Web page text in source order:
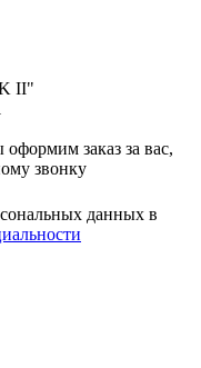
II"
заказ за вас,
звонку
данных в